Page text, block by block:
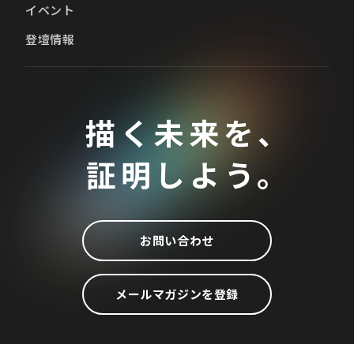
イベント
登壇情報
描く未来を、
証明しよう。
お問い合わせ
メールマガジンを登録